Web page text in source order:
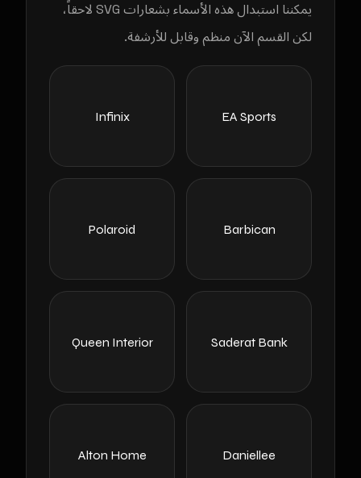
يمكننا استبدال هذه الأسماء بشعارات SVG لاحقاً،
لكن القسم الآن منظم وقابل للأرشفة.
EA Sports
Infinix
Barbican
Polaroid
Saderat Bank
Queen Interior
Daniellee
Alton Home